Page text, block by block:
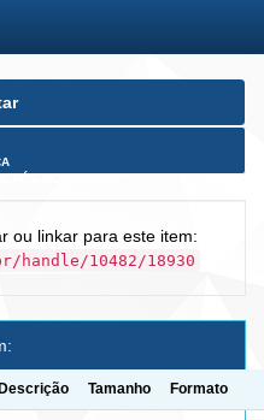
ou linkar para este item:
10482/18930
Descrição Tamanho Formato